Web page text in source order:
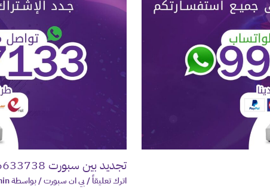
تجديد بين سبورت 66633738 بالكويت
اترك تعليقاً/بي ان سبورت/ بواسطة